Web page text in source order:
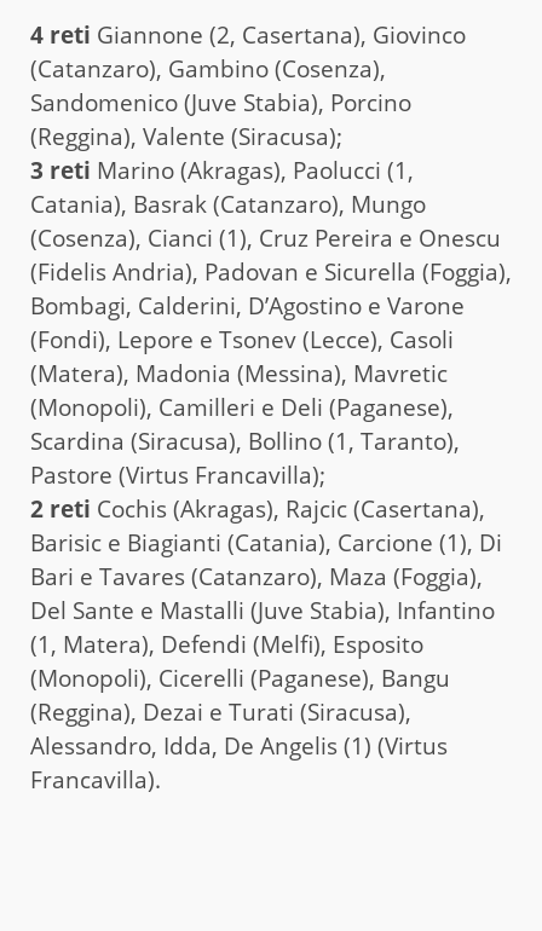
4 reti Giannone (2, Casertana), Giovinco
(Catanzaro), Gambino (Cosenza),
Sandomenico (Juve Stabia), Porcino
(Reggina), Valente (Siracusa);
3 reti Marino (Akragas), Paolucci (1,
Catania), Basrak (Catanzaro), Mungo
(Cosenza), Cianci (1), Cruz Pereira e Onescu
(Fidelis Andria), Padovan e Sicurella (Foggia),
Bombagi, Calderini, D’Agostino e Varone
(Fondi), Lepore e Tsonev (Lecce), Casoli
(Matera), Madonia (Messina), Mavretic
(Monopoli), Camilleri e Deli (Paganese),
Scardina (Siracusa), Bollino (1, Taranto),
Pastore (Virtus Francavilla);
2 reti Cochis (Akragas), Rajcic (Casertana),
Barisic e Biagianti (Catania), Carcione (1), Di
Bari e Tavares (Catanzaro), Maza (Foggia),
Del Sante e Mastalli (Juve Stabia), Infantino
(1, Matera), Defendi (Melfi), Esposito
(Monopoli), Cicerelli (Paganese), Bangu
(Reggina), Dezai e Turati (Siracusa),
Alessandro, Idda, De Angelis (1) (Virtus
Francavilla).